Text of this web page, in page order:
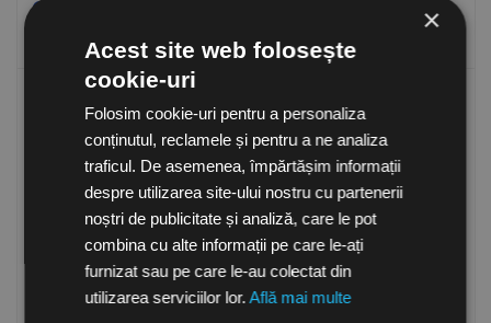
Ventilator centrifugal
monoaspirant CMAT 325-
Ventilator centrifugal
monoaspirant CMAT 527-
×
Acest site web folosește
cookie-uri
Folosim cookie-uri pentru a personaliza
conținutul, reclamele și pentru a ne analiza
traficul. De asemenea, împărtășim informații
despre utilizarea site-ului nostru cu partenerii
noștri de publicitate și analiză, care le pot
combina cu alte informații pe care le-ați
furnizat sau pe care le-au colectat din
utilizarea serviciilor lor.Află mai multe